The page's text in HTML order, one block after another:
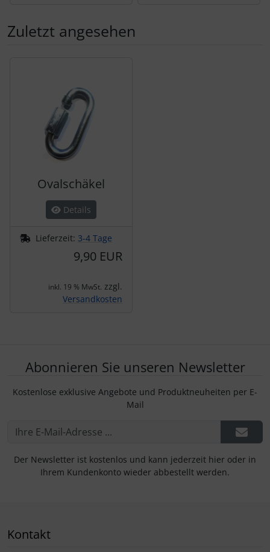
Zuletzt angesehen
Ovalschäkel
Details
Lieferzeit: 3-4 Tage
9,90 EUR
inkl. 19 % MwSt. zzgl.
Versandkosten
Abonnieren Sie unseren Newsletter
Kostenlose exklusive Angebote und Produktneuheiten per E-
Mail
Der Newsletter ist kostenlos und kann jederzeit hier oder in
Ihrem Kundenkonto wieder abbestellt werden.
Kontakt